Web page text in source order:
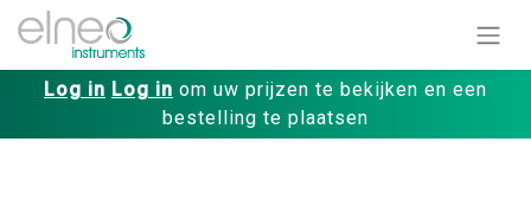
Log in Log in om uw prijzen te bekijken en een
bestelling te plaatsen